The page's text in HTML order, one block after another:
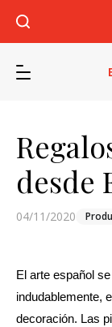
desde
04/11/2020
El arte español
indudablemente,
decoración. Las